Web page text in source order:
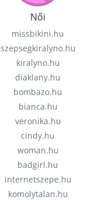
Női
missbikini.hu
szepsegkiralyno.hu
kiralyno.hu
diaklany.hu
bombazo.hu
bianca.hu
veronika.hu
cindy.hu
woman.hu
badgirl.hu
internetszepe.hu
komolytalan.hu